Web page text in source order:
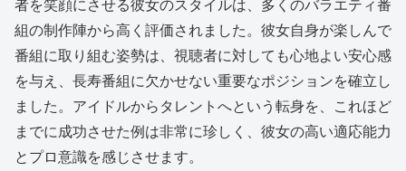
者を笑顔にさせる彼女のスタイルは、多くのバラエティ番
組の制作陣から高く評価されました。彼女自身が楽しんで
番組に取り組む姿勢は、視聴者に対しても心地よい安心感
を与え、長寿番組に欠かせない重要なポジションを確立し
ました。アイドルからタレントへという転身を、これほど
までに成功させた例は非常に珍しく、彼女の高い適応能力
とプロ意識を感じさせます。